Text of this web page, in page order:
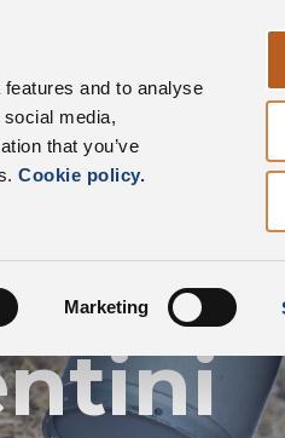
and to analyse
media,
that you’ve
Cookie policy.
Marketing